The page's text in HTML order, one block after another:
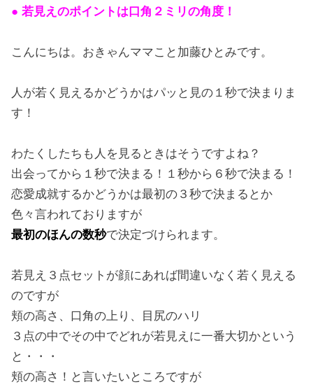
● 若見えのポイントは口角２ミリの角度！
こんにちは。おきゃんママこと加藤ひとみです。
人が若く見えるかどうかはパッと見の１秒で決まりま
す！
わたくしたちも人を見るときはそうですよね？
出会ってから１秒で決まる！１秒から６秒で決まる！
恋愛成就するかどうかは最初の３秒で決まるとか
色々言われておりますが
最初のほんの数秒で決定づけられます。
若見え３点セットが顔にあれば間違いなく若く見える
のですが
頬の高さ、口角の上り、目尻のハリ
３点の中でその中でどれが若見えに一番大切かという
と・・・
頬の高さ！と言いたいところですが